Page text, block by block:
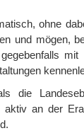
ohne
und mögen,
die
an der